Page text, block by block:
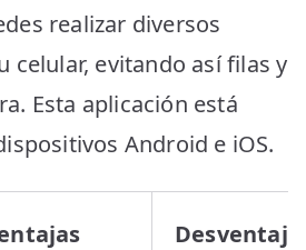
realizar diversos
celular, evitando así filas y
Esta aplicación está
Android e iOS.